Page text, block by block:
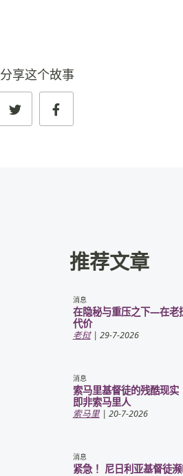
分享这个故事
推荐文章
消息
在隐秘与重压之下—在老
代价
老挝| 29-7-2026
消息
索马里基督徒的残酷现实
即非索马里人
索马里| 20-7-2026
消息
紧急！ 尼日利亚基督徒